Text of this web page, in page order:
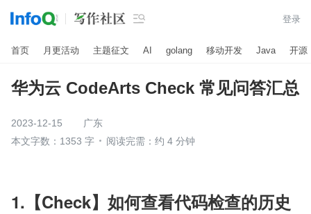
 登录
首页 月更活动 主题征文 AI golang 移动开发 Java 开源
华为云 CodeArts Check 常见问答汇总
2023-12-15
广东
本文字数：1353 字
阅读完需：约 4 分钟
1.【Check】如何查看代码检查的历史